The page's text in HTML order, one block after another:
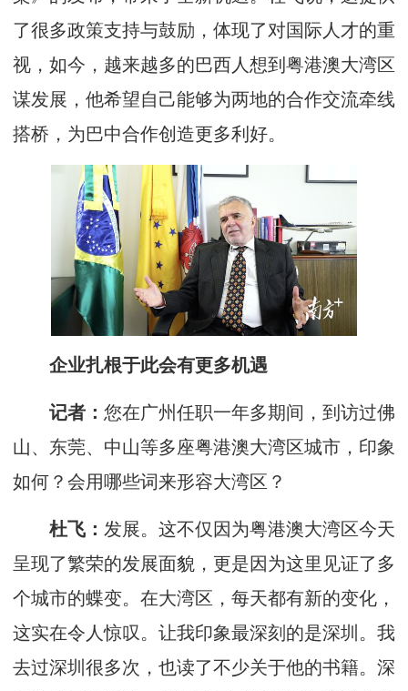
了很多政策支持与鼓励，体现了对国际人才的重
视，如今，越来越多的巴西人想到粤港澳大湾区
谋发展，他希望自己能够为两地的合作交流牵线
搭桥，为巴中合作创造更多利好。
企业扎根于此会有更多机遇
记者： 您在广州任职一年多期间，到访过佛
山、东莞、中山等多座粤港澳大湾区城市，印象
如何？会用哪些词来形容大湾区？
杜飞： 发展。这不仅因为粤港澳大湾区今天
呈现了繁荣的发展面貌，更是因为这里见证了多
个城市的蝶变。在大湾区，每天都有新的变化，
这实在令人惊叹。让我印象最深刻的是深圳。我
去过深圳很多次，也读了不少关于他的书籍。深